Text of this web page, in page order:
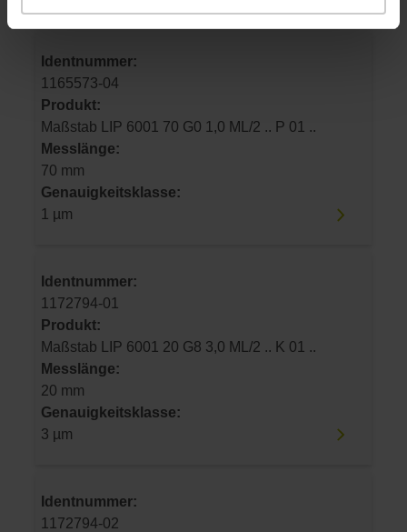
Identnummer:
1165573-04
Produkt:
Maßstab LIP 6001 70 G0 1,0 ML/2 .. P 01 ..
Messlänge:
70 mm
Genauigkeitsklasse:
1 µm
Identnummer:
1172794-01
Produkt:
Maßstab LIP 6001 20 G8 3,0 ML/2 .. K 01 ..
Messlänge:
20 mm
Genauigkeitsklasse:
3 µm
Identnummer:
1172794-02